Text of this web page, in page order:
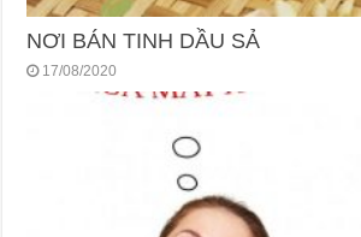
NƠI BÁN TINH DẦU SẢ
17/08/2020